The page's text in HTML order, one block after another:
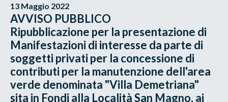
13 Maggio 2022
AVVISO PUBBLICO
Ripubblicazione per la presentazione di
Manifestazioni di interesse da parte di
soggetti privati per la concessione di
contributi per la manutenzione dell'area
verde denominata "Villa Demetriana"
sita in Fondi alla Località San Magno, ai